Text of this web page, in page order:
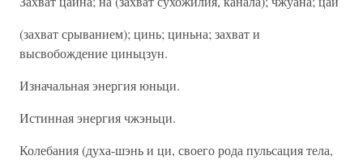
(захват срыванием); цинь; циньна; захват и
высвобождение циньцзун.
Изначальная энергия юньци.
Истинная энергия чжэньци.
Колебания (духа-шэнь и ци, своего рода пульсация тела,